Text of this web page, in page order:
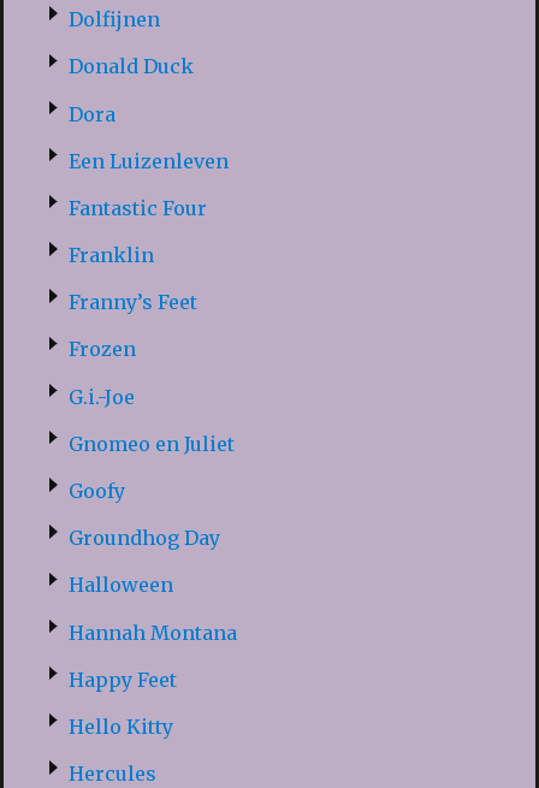
Dolfijnen
Donald Duck
Dora
Een Luizenleven
Fantastic Four
Franklin
Franny’s Feet
Frozen
G.i.-Joe
Gnomeo en Juliet
Goofy
Groundhog Day
Halloween
Hannah Montana
Happy Feet
Hello Kitty
Hercules